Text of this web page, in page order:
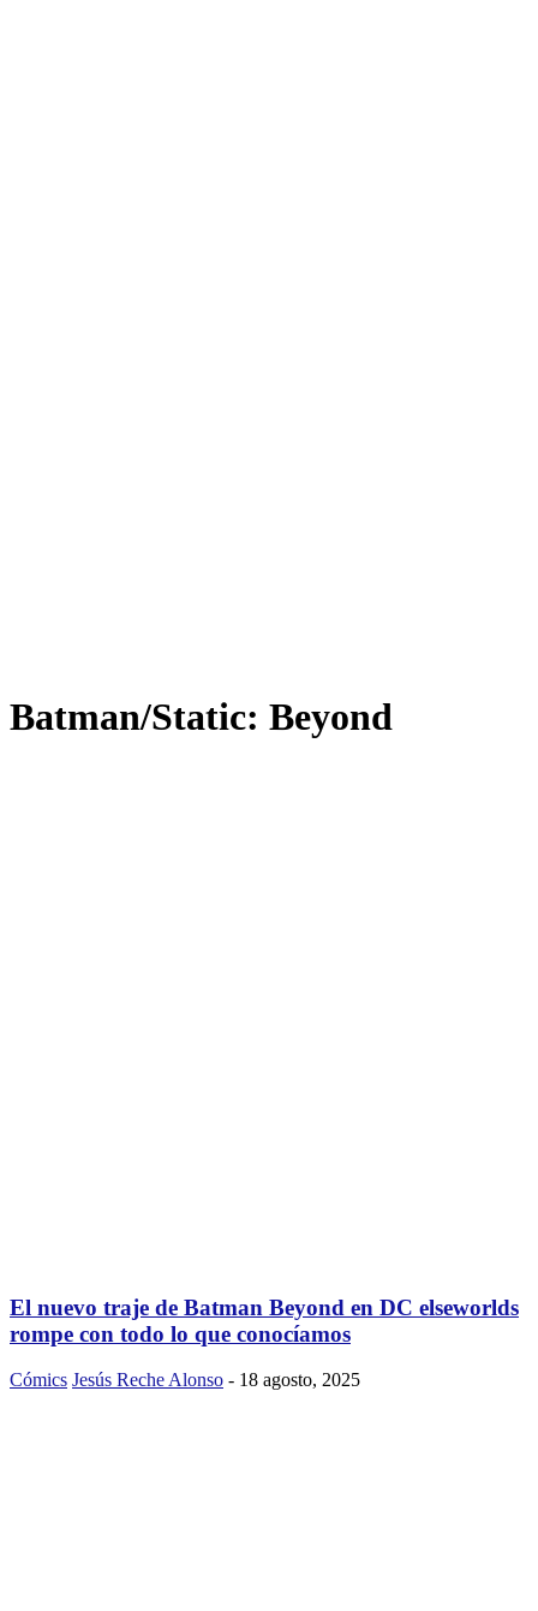
Batman/Static: Beyond
El nuevo traje de Batman Beyond en DC elseworlds
rompe con todo lo que conocíamos
Cómics Jesús Reche Alonso - 18 agosto, 2025